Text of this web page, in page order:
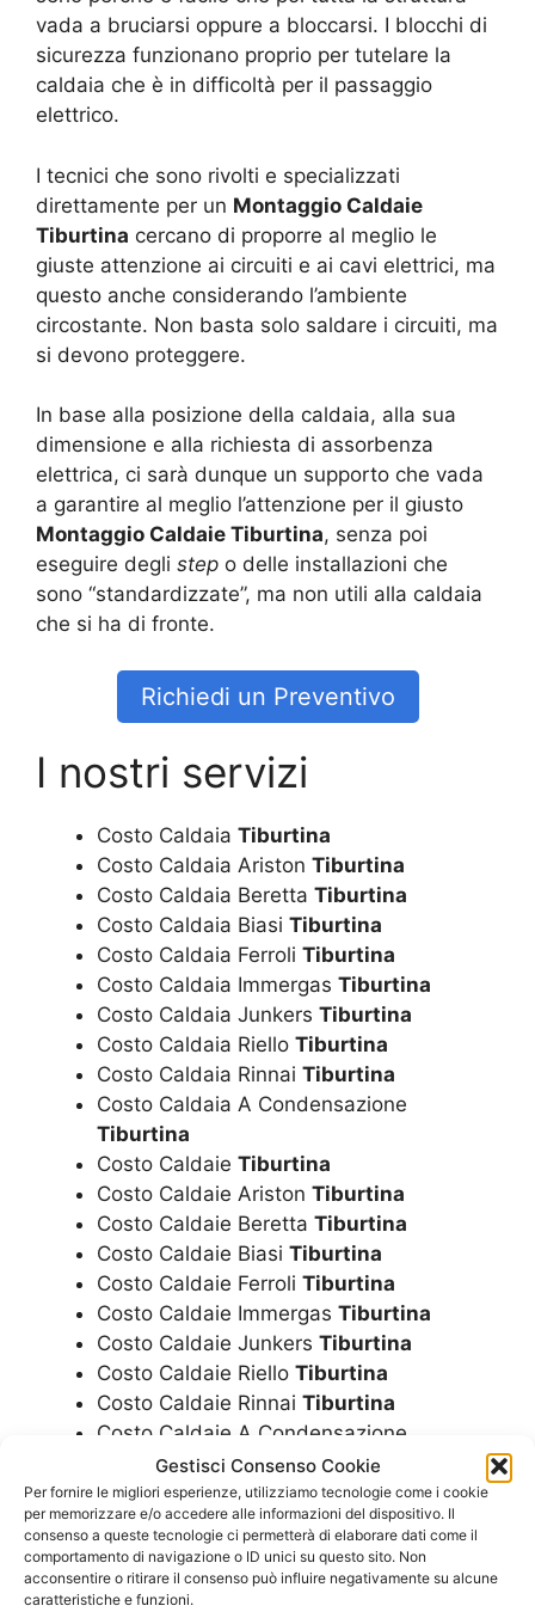
Gestisci Consenso Cookie
Per fornire le migliori esperienze, utilizziamo tecnologie come i cookie
per memorizzare e/o accedere alle informazioni del dispositivo. Il
consenso a queste tecnologie ci permetterà di elaborare dati come il
comportamento di navigazione o ID unici su questo sito. Non
acconsentire o ritirare il consenso può influire negativamente su alcune
caratteristiche e funzioni.
vada a bruciarsi oppure a bloccarsi. I blocchi di
sicurezza funzionano proprio per tutelare la
caldaia che è in difficoltà per il passaggio
elettrico.
I tecnici che sono rivolti e specializzati
direttamente per un Montaggio Caldaie
Tiburtina cercano di proporre al meglio le
giuste attenzione ai circuiti e ai cavi elettrici, ma
questo anche considerando l’ambiente
circostante. Non basta solo saldare i circuiti, ma
si devono proteggere.
In base alla posizione della caldaia, alla sua
dimensione e alla richiesta di assorbenza
elettrica, ci sarà dunque un supporto che vada
a garantire al meglio l’attenzione per il giusto
Montaggio Caldaie Tiburtina, senza poi
eseguire degli step o delle installazioni che
sono “standardizzate”, ma non utili alla caldaia
che si ha di fronte.
Richiedi un Preventivo
I nostri servizi
Costo Caldaia Tiburtina
Costo Caldaia Ariston Tiburtina
Costo Caldaia Beretta Tiburtina
Costo Caldaia Biasi Tiburtina
Costo Caldaia Ferroli Tiburtina
Costo Caldaia Immergas Tiburtina
Costo Caldaia Junkers Tiburtina
Costo Caldaia Riello Tiburtina
Costo Caldaia Rinnai Tiburtina
Costo Caldaia A Condensazione
Tiburtina
Costo Caldaie Tiburtina
Costo Caldaie Ariston Tiburtina
Costo Caldaie Beretta Tiburtina
Costo Caldaie Biasi Tiburtina
Costo Caldaie Ferroli Tiburtina
Costo Caldaie Immergas Tiburtina
Costo Caldaie Junkers Tiburtina
Costo Caldaie Riello Tiburtina
Costo Caldaie Rinnai Tiburtina
Costo Caldaie A Condensazione
Tiburtina
Costo Montaggio CaldaiaTiburtina
Installazione CaldaiaTiburtina
Installazione Caldaia AristonTiburtina
Installazione Caldaia BerettaTiburtina
Installazione Caldaia Biasi